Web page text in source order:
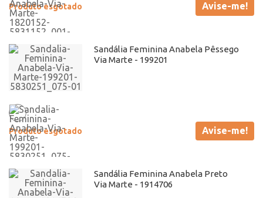
Produto esgotado Avise-me!
Sandália Feminina Anabela Pêssego
Via Marte - 199201
Produto esgotado Avise-me!
Sandália Feminina Anabela Preto
Via Marte - 1914706